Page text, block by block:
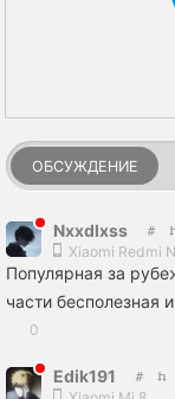
ОБСУЖДЕНИЕ
Nxxdlxss
Xiaomi Redmi
Популярная за
части бесполезная
0
Edik191